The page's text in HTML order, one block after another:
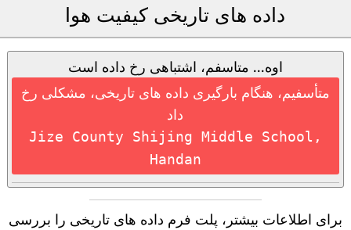
داده های تاریخی کیفیت هوا
اوه... متاسفم، اشتباهی رخ داده است
متأسفیم، هنگام بارگیری داده های تاریخی، مشکلی رخ
داد
Jize County Shijing Middle School,
Handan
برای اطلاعات بیشتر، پلت فرم داده های تاریخی را بررسی